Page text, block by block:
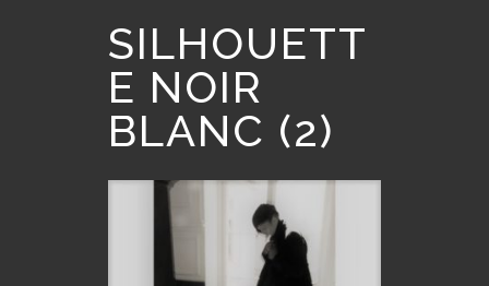
SILHOUETT
E NOIR
BLANC (2)